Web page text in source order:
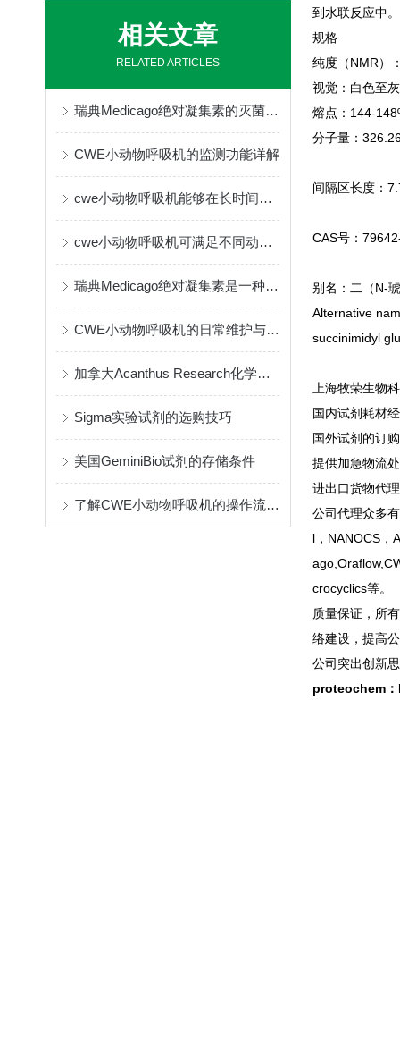
相关文章
RELATED ARTICLES
瑞典Medicago绝对凝集素的灭菌方式
CWE小动物呼吸机的监测功能详解
cwe小动物呼吸机能够在长时间实验中保持一致的输出
cwe小动物呼吸机可满足不同动物的生理需要
瑞典Medicago绝对凝集素是一种创新的免疫疗法
CWE小动物呼吸机的日常维护与保养指南
加拿大Acanthus Research化学试剂的作用与应用
Sigma实验试剂的选购技巧
美国GeminiBio试剂的存储条件
了解CWE小动物呼吸机的操作流程与维护
到水联反应中
规格
纯度（NMR）
视觉：白色至
熔点：144-
分子量：
间隔区长度：
CAS号：
别名：二（N-
Alternative
succinimidyl
上海牧荣生物
国内试剂耗材
国外试剂的订
提供加急物流
进出口货物代
公司代理众多
l，NANOCS，
crocyclics等。
质量保证，所
络建设，提高
公司突出创新
proteochem